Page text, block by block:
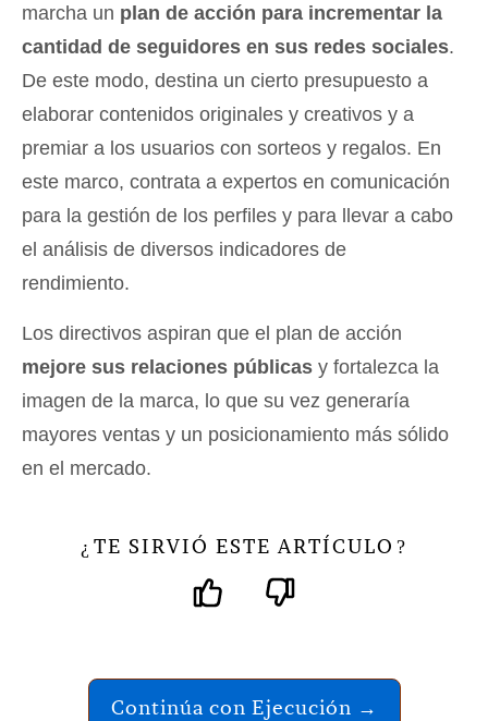
marcha un plan de acción para incrementar la
cantidad de seguidores en sus redes sociales.
De este modo, destina un cierto presupuesto a
elaborar contenidos originales y creativos y a
premiar a los usuarios con sorteos y regalos. En
este marco, contrata a expertos en comunicación
para la gestión de los perfiles y para llevar a cabo
el análisis de diversos indicadores de
rendimiento.
Los directivos aspiran que el plan de acción
mejore sus relaciones públicas y fortalezca la
imagen de la marca, lo que su vez generaría
mayores ventas y un posicionamiento más sólido
en el mercado.
¿ TE SIRVIÓ ESTE ARTÍCULO ?
Continúa con Ejecución →